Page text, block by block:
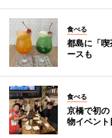
食べる
都島に「
ースも
食べる
京橋で初
物イベント